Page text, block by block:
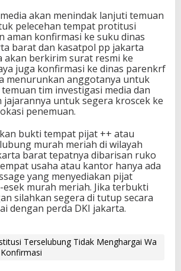
akan menindak lanjuti temuan
pelecehan tempat protitusi
aman konfirmasi ke suku dinas
barat dan kasatpol pp jakarta
akan berkirim surat resmi ke
juga konfirmasi ke dinas parenkrf
menurunkan anggotanya untuk
tim investigasi media dan
untuk segera kroscek ke
penemuan.
bukti tempat pijat ++ atau
murah meriah di wilayah
barat tepatnya dibarisan ruko
usaha atau kantor hanya ada
yang menyediakan pijat
esek murah meriah. Jika terbukti
silahkan segera di tutup secara
dengan perda DKI jakarta.
Terselubung Tidak Menghargai Wa